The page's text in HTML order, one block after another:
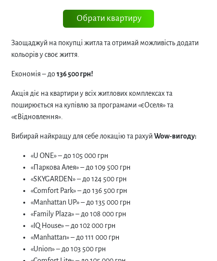
Обрати квартиру
Заощаджуй на покупці житла та отримай можливість додати
кольорів у своє життя.
Економія – до 136 500 грн!
Акція діє на квартири у всіх житлових комплексах та
поширюється на купівлю за програмами «єОселя» та
«єВідновлення».
Вибирай найкращу для себе локацію та рахуйWow-вигоду:
«U ONE» – до 105 000 грн
«Паркова Алея» – до 109 500 грн
«SKYGARDEN» – до 124 500 грн
«Comfort Park» – до 136 500 грн
«Manhattan UP» – до 135 000 грн
«Family Plaza» – до 108 000 грн
«IQ House» – до 102 000 грн
«Manhattan» – до 111 000 грн
«Union» – до 103 500 грн